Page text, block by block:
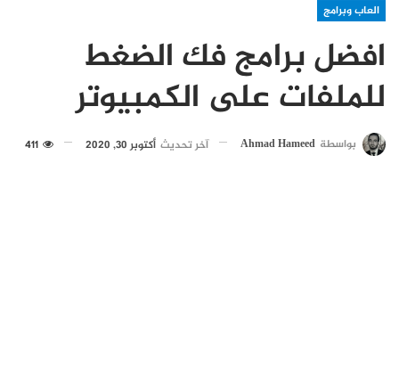
العاب وبرامج
افضل برامج فك الضغط
للملفات على الكمبيوتر
بواسطة Ahmad Hameed آخر تحديث أكتوبر 30, 2020